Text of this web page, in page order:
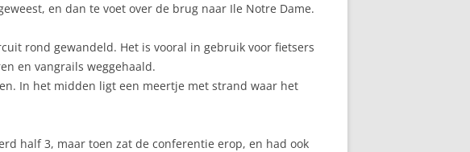
en dan te voet over de brug naar Ile Notre Dame.
rond gewandeld. Het is vooral in gebruik voor fietsers
en vangrails weggehaald.
In het midden ligt een meertje met strand waar het
half 3, maar toen zat de conferentie erop, en had ook